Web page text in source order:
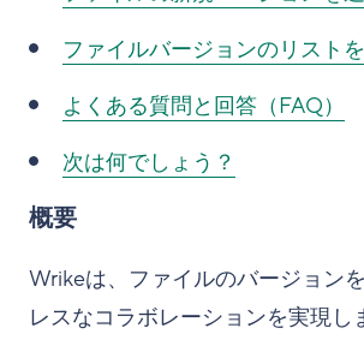
ファイルバージョンのリスト
よくある質問と回答（FAQ）
次は何でしょう？
概要
Wrikeは、ファイルのバージョン
レスなコラボレーションを実現し